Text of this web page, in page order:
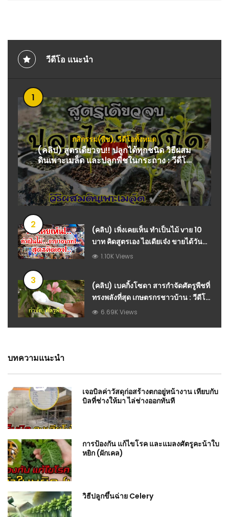
วีดีโอ แนะนำ
1
กสิกรรม(พืช),วีดีโอทั้งหมด
(คลิป) สูตรเดียวจบ!! ปลูกได้ทุกชนิด วิธีผสม
ดินเพาะเมล็ด และปลูกพืชในกระถาง : วีดีโอ
เกษตร
2
(คลิป) เพิ่งเคยเห็น ทำเป็นไม้ vาย 10
บาท คิดสูตรเอง ไอเดียเจ๋ง ขายได้วันละ
500 ไม้ แนวทางทำกิน
1.10K Views
3
(คลิป) เบคกิ้งโซดา สารกำจัดศัตรูพืชที่
ทรงพลังที่สุด เกษตรกรชาวบ้าน : วีดีโอ
เกษตร6.69K Views
บทความแนะนำ
เจอบิลค่าวัสดุก่อสร้างตกอยู่หน้างาน เทียบกับ
บิลที่ช่างให้มา ไล่ช่างออกทันที
การป้องกัน แก้ไขโรค และแมลงศัตรูคะน้าใบ
หยิก (ผักเคล)
วิธีปลูกขึ้นฉ่าย Celery